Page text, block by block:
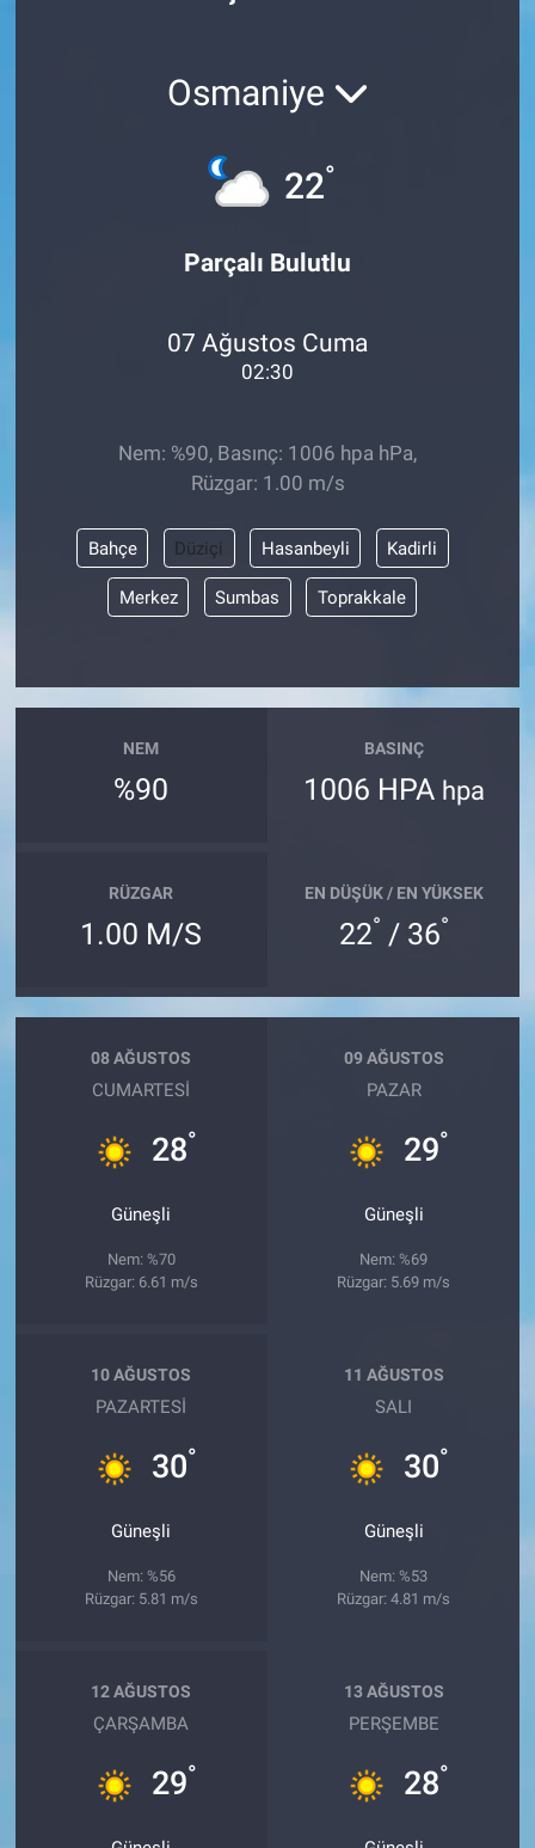
Osmaniye
22°
Parçalı Bulutlu
07 Ağustos Cuma
02:30
Nem: %90, Basınç: 1006 hpa hPa,
Rüzgar: 1.00 m/s
Bahçe Düziçi Hasanbeyli Kadirli
Merkez Sumbas Toprakkale
NEM
%90
BASINÇ
1006 HPA hpa
RÜZGAR
1.00 M/S
EN DÜŞÜK / EN YÜKSEK
22° / 36°
08 AĞUSTOS
CUMARTESI
28°
Güneşli
Nem: %70
Rüzgar: 6.61 m/s
09 AĞUSTOS
PAZAR
29°
Güneşli
Nem: %69
Rüzgar: 5.69 m/s
10 AĞUSTOS
PAZARTESI
30°
Güneşli
Nem: %56
Rüzgar: 5.81 m/s
11 AĞUSTOS
SALI
30°
Güneşli
Nem: %53
Rüzgar: 4.81 m/s
12 AĞUSTOS
ÇARŞAMBA
29°
13 AĞUSTOS
PERŞEMBE
28°
Bilim ve Teknoloji